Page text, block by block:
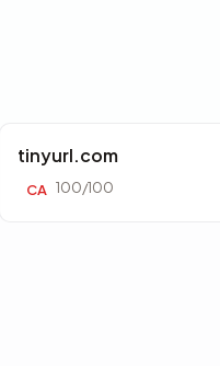
tinyurl.com
CA 100/100